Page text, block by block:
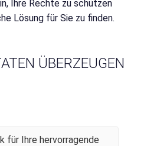
Ihre Rechte zu schützen
Lösung für Sie zu finden.
ÜBERZEUGEN
für Ihre hervorragende